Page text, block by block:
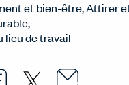
et bien-être Attirer
lieu de travail